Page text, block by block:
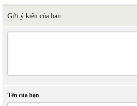
Gửi ý kiến của bạn
Tên của bạn